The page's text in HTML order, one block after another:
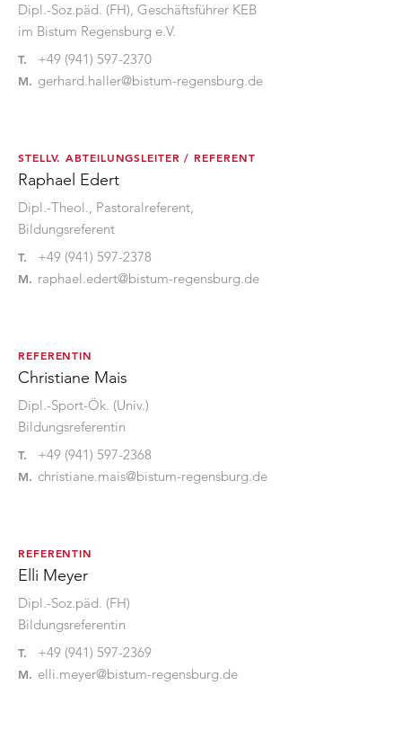
Dipl.-Soz.päd. (FH), Geschäftsführer KEB
im Bistum Regensburg e.V.
T. +49 (941) 597-2370
M. gerhard.haller@bistum-regensburg.de
STELLV. ABTEILUNGSLEITER / REFERENT
Raphael Edert
Dipl.-Theol., Pastoralreferent,
Bildungsreferent
T. +49 (941) 597-2378
M. raphael.edert@bistum-regensburg.de
REFERENTIN
Christiane Mais
Dipl.-Sport-Ök. (Univ.)
Bildungsreferentin
T. +49 (941) 597-2368
M. christiane.mais@bistum-regensburg.de
REFERENTIN
Elli Meyer
Dipl.-Soz.päd. (FH)
Bildungsreferentin
T. +49 (941) 597-2369
M. elli.meyer@bistum-regensburg.de